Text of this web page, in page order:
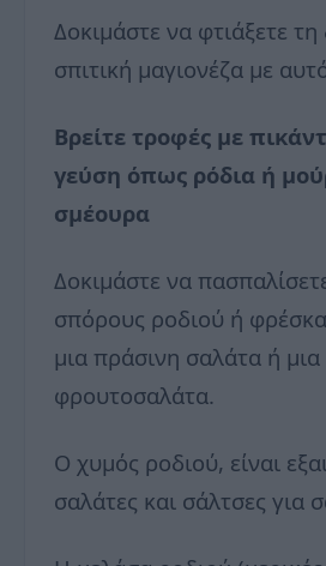
Δοκιμάστε να φτιάξετε τη
σπιτική μαγιονέζα με
Βρείτε τροφές με
γεύση όπως ρόδια ή
σμέουρα
Δοκιμάστε να
σπόρους ροδιού ή
μια πράσινη σαλάτα ή μια
φρουτοσαλάτα.
Ο χυμός ροδιού, είναι
σαλάτες και σάλτσες για